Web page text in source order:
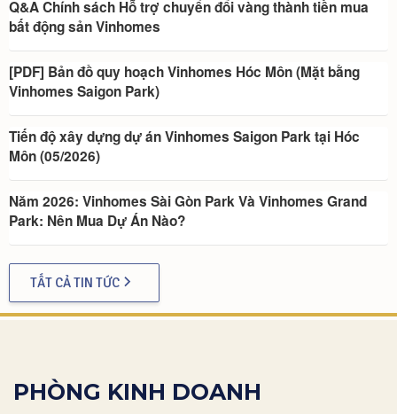
Q&A Chính sách Hỗ trợ chuyển đổi vàng thành tiền mua
bất động sản Vinhomes
[PDF] Bản đồ quy hoạch Vinhomes Hóc Môn (Mặt bằng
Vinhomes Saigon Park)
Tiến độ xây dựng dự án Vinhomes Saigon Park tại Hóc
Môn (05/2026)
Năm 2026: Vinhomes Sài Gòn Park Và Vinhomes Grand
Park: Nên Mua Dự Án Nào?
TẤT CẢ TIN TỨC
PHÒNG KINH DOANH